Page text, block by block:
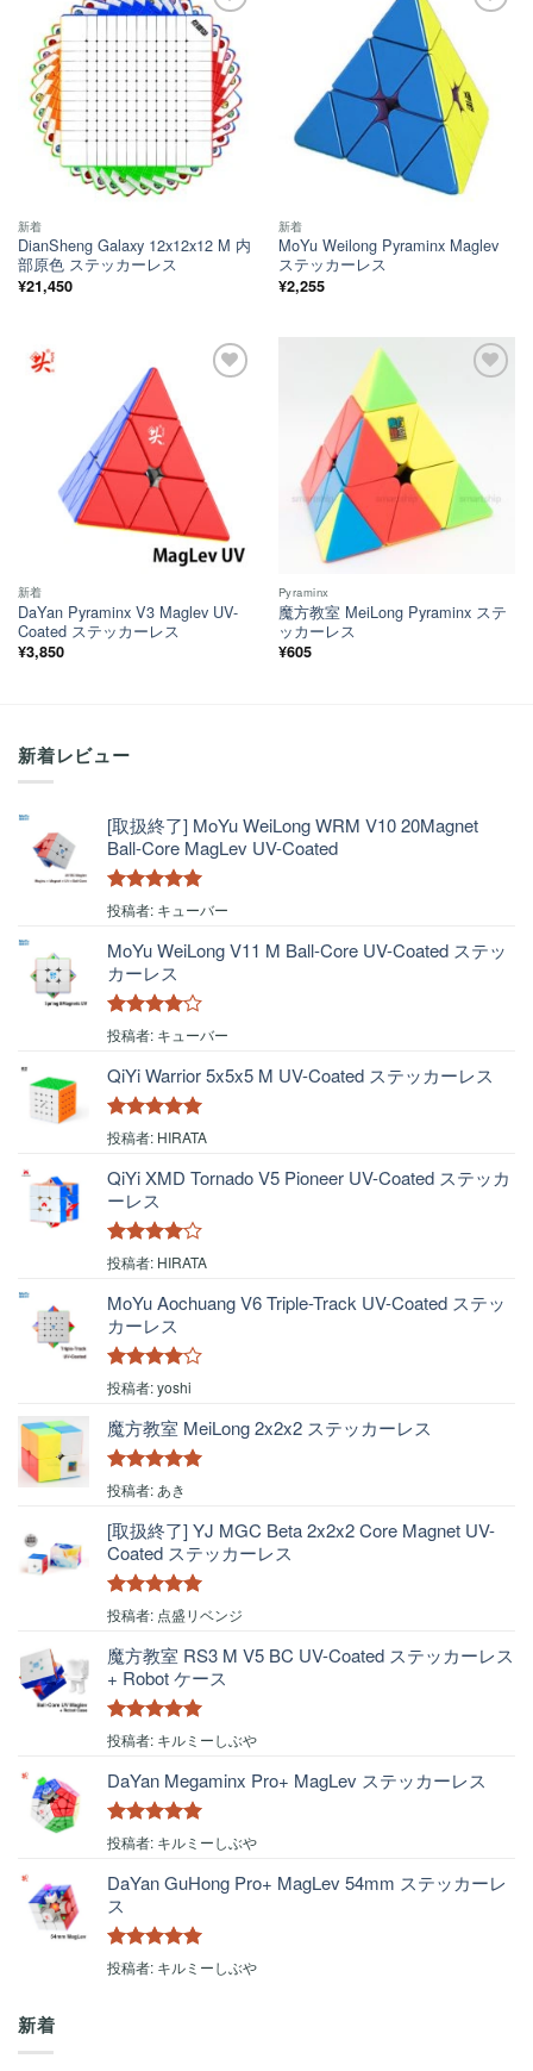
ほし
い！
新着
DianSheng Galaxy 12x12x12 M 内
部原色 ステッカーレス
¥21,450
新着
MoYu Weilong Pyraminx Maglev
ステッカーレス
¥2,255
新着
DaYan Pyraminx V3 Maglev UV-
Coated ステッカーレス
¥3,850
Pyraminx
魔方教室 MeiLong Pyraminx ステ
ッカーレス
¥605
新着レビュー
[取扱終了] MoYu WeiLong WRM V10 20Magnet
Ball-Core MagLev UV-Coated
5段階中 5 の
投稿者: キューバー
MoYu WeiLong V11 M Ball-Core UV-Coated ステッ
カーレス
5段階中 4
投稿者: キューバー
QiYi Warrior 5x5x5 M UV-Coated ステッカーレス
5段階中5の
投稿者: HIRATA
QiYi XMD Tornado V5 Pioneer UV-Coated ステッカ
ーレス
5段階中4
投稿者: HIRATA
MoYu Aochuang V6 Triple-Track UV-Coated ステッ
カーレス
5段階中4
の評価
投稿者: yoshi
魔方教室 MeiLong 2x2x2 ステッカーレス
5段階中5
投稿者: あき
[取扱終了] YJ MGC Beta 2x2x2 Core Magnet UV-
Coated ステッカーレス
5段階中5の
投稿者: 点盛リベンジ
魔方教室 RS3 M V5 BC UV-Coated ステッカーレス
+ Robot ケース
5段階中5の
投稿者: キルミーしぶや
DaYan Megaminx Pro+ MagLev ステッカーレス
5段階中5の
投稿者: キルミーしぶや
DaYan GuHong Pro+ MagLev 54mm ステッカーレ
ス
5段階中5の
投稿者: キルミーしぶや
新着